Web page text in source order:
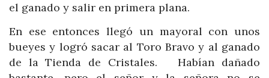
el ganado y salir en primera plana.
En ese entonces llegó un mayoral con unos
bueyes y logró sacar al Toro Bravo y al ganado
de la Tienda de Cristales. Habían dañado